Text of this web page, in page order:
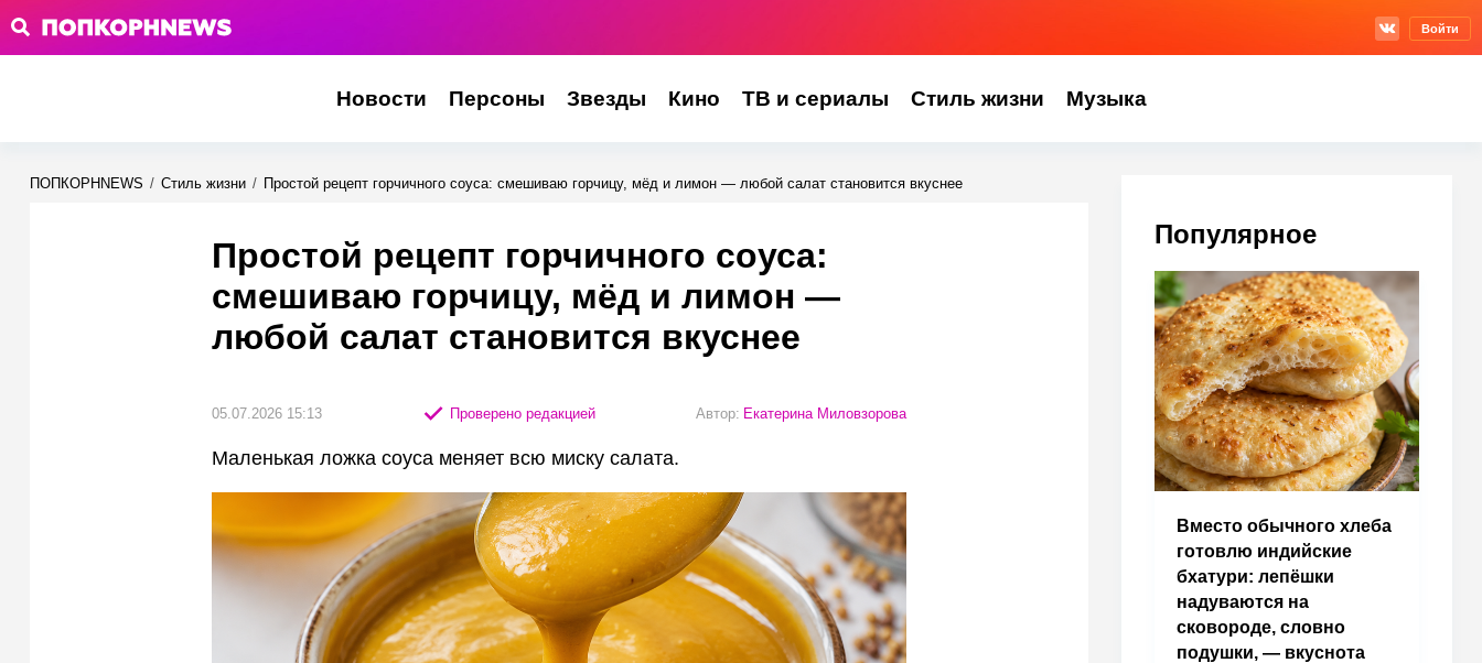
Войти
Новости Персоны Звезды Кино ТВ и сериалы Стиль жизни Музыка
ПОПКОРНNEWS / Стиль жизни / Простой рецепт горчичного соуса: смешиваю горчицу, мёд и лимон — любой салат становится вкуснее
Простой рецепт горчичного соуса:
смешиваю горчицу, мёд и лимон —
любой салат становится вкуснее
05.07.2026 15:13 Проверено редакцией Автор: Екатерина Миловзорова
Маленькая ложка соуса меняет всю миску салата.
Популярное
Вместо обычного хлеба
готовлю индийские
бхатури: лепёшки
надуваются на
сковороде, словно
подушки, — вкуснота